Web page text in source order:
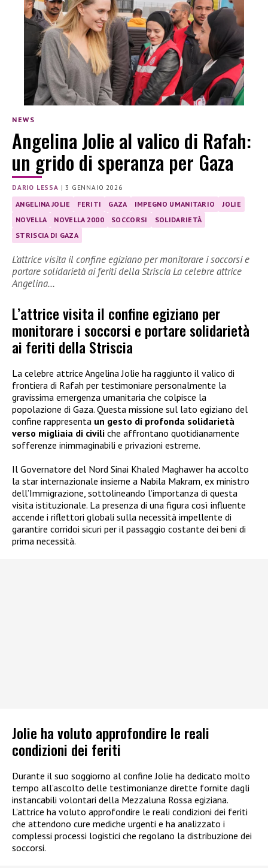
NEWS
Angelina Jolie al valico di Rafah:
un grido di speranza per Gaza
DARIO LESSA |3 GENNAIO 2026
ANGELINA JOLIE FERITI GAZA IMPEGNO UMANITARIO
JOLIE
NOVELLA
NOVELLA 2000 SOCCORSI
SOLIDARIETÀ
STRISCIA DI GAZA
L’attrice visita il confine egiziano per monitorare i soccorsi e
portare solidarietà ai feriti della Striscia La celebre attrice
Angelina…
L’attrice visita il confine egiziano per
monitorare i soccorsi e portare solidarietà
ai feriti della Striscia
La celebre attrice Angelina Jolie ha raggiunto il valico di
frontiera di Rafah per testimoniare personalmente la
gravissima emergenza umanitaria che colpisce la
popolazione di Gaza. Questa missione sul lato egiziano del
confine rappresenta un gesto di profonda solidarietà
verso migliaia di civili che affrontano quotidianamente
sofferenze inimmaginabili e privazioni estreme.
Il Governatore del Nord Sinai Khaled Maghawer ha accolto
la star internazionale insieme a Nabila Makram, ex ministro
dell’Immigrazione, sottolineando l’importanza di questa
visita istituzionale. La presenza di una figura così influente
accende i riflettori globali sulla necessità impellente di
garantire corridoi sicuri per il passaggio costante dei beni di
prima necessità.
Jolie ha voluto approfondire le reali
condizioni dei feriti
Durante il suo soggiorno al confine Jolie ha dedicato molto
tempo all’ascolto delle testimonianze dirette fornite dagli
instancabili volontari della Mezzaluna Rossa egiziana.
L’attrice ha voluto approfondire le reali condizioni dei feriti
che attendono cure mediche urgenti e ha analizzato i
complessi processi logistici che regolano la distribuzione dei
soccorsi.